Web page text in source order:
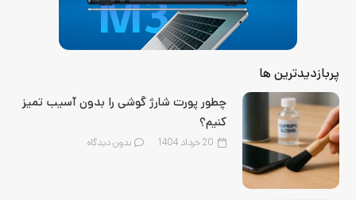
پربازدیدترین ها
چطور پورت شارژ گوشی را بدون آسیب تمیز
کنیم؟
20 خرداد 1404 بدون دیدگاه